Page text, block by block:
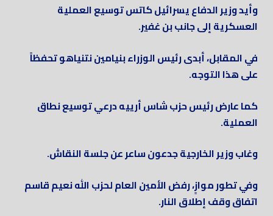
وأيد وزير الدفاع يسرائيل كاتس توسيع العملية
العسكرية إلى جانب بن غفير.
في المقابل، أبدى رئيس الوزراء بنيامين نتنياهو تحفظاً
على هذا التوجه.
كما عارض رئيس حزب شاس أرييه درعي توسيع نطاق
العملية.
وغاب وزير الخارجية جدعون ساعر عن جلسة النقاش.
وفي تطور موازٍ، رفض الأمين العام لحزب الله نعيم قاسم
اتفاق وقف إطلاق النار.